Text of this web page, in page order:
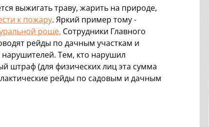
выжигать траву, жарить на природе,
к пожару. Яркий пример тому -
роще. Сотрудники Главного
рейды по дачным участкам и
Тем, кто нарушил
штраф (для физических лиц эта сумма
рейды по садовым и дачным